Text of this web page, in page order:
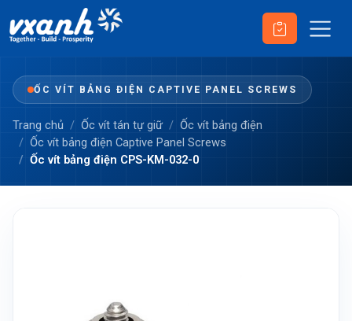
ỐC VÍT BẢNG ĐIỆN CAPTIVE PANEL SCREWS
Trang chủ Ốc vít tán tự giữ
Ốc vít bảng điện
Ốc vít bảng điện Captive Panel Screws
Ốc vít bảng điện CPS-KM-032-0